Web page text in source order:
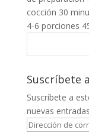
cocción 30
4-6 porciones
Suscríbete
Suscríbete a
nuevas
Dirección